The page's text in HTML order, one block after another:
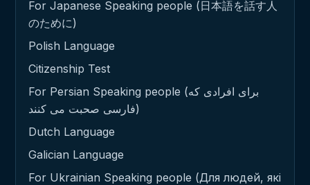
For Japanese Speaking people (日本語を話す人
のために)
Polish Language
Citizenship Test
For Persian Speaking people (برای افرادی که
فارسی صحبت می کنند)
Dutch Language
Galician Language
For Ukrainian Speaking people (Для людей, які